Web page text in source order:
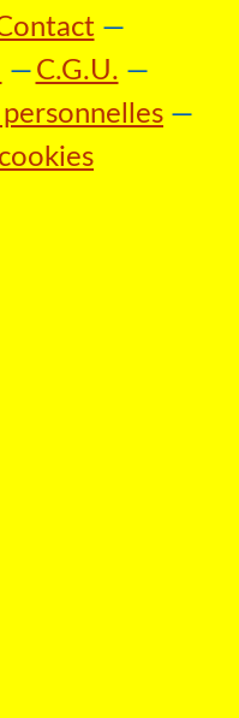
C.G.U.